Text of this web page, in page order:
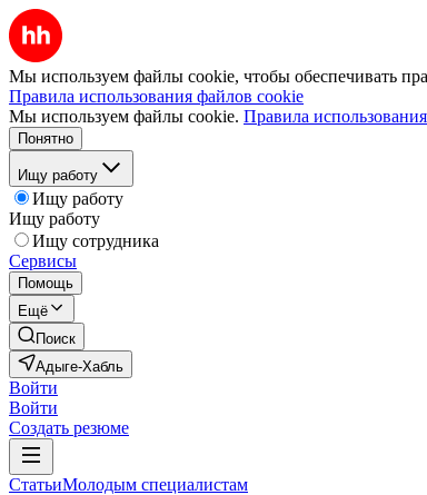
Мы используем файлы cookie, чтобы обеспечивать
Правила использования файлов cookie
Мы используем файлы cookie. Правила
Понятно
Ищу работу
Ищу работу
Ищу работу
Ищу сотрудника
Сервисы
Помощь
Ещё
Поиск
Адыге-Хабль
Войти
Войти
Создать резюме
СтатьиМолодым специалистам